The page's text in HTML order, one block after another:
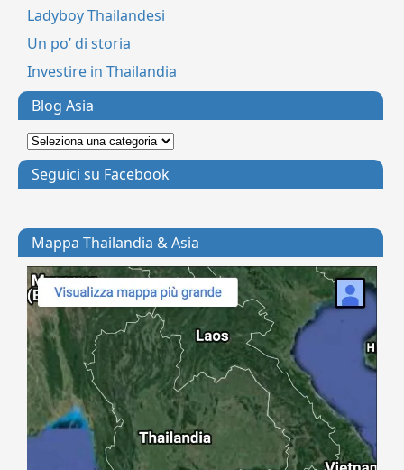
Ladyboy Thailandesi
Un po’ di storia
Investire in Thailandia
Blog Asia
Seguici su Facebook
Mappa Thailandia & Asia